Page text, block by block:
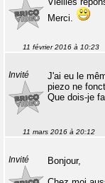
Merci.
11 février 2016 à 10:23
Invité
J'ai eu le
piezo ne
Que dois-je
11 mars 2016 à 20:12
Invité
Bonjour,